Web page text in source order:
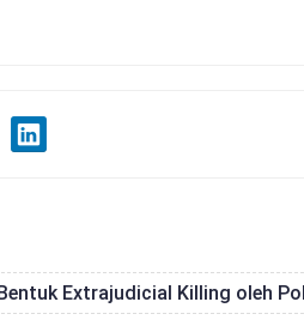
Extrajudicial Killing oleh